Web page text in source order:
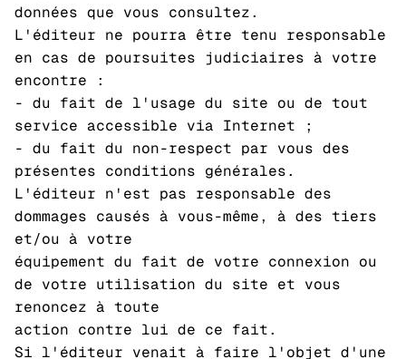
données que vous consultez.
L'éditeur ne pourra être tenu responsable
en cas de poursuites judiciaires à votre
encontre :
- du fait de l'usage du site ou de tout
service accessible via Internet ;
- du fait du non-respect par vous des
présentes conditions générales.
L'éditeur n'est pas responsable des
dommages causés à vous-même, à des tiers
et/ou à votre
équipement du fait de votre connexion ou
de votre utilisation du site et vous
renoncez à toute
action contre lui de ce fait.
Si l'éditeur venait à faire l'objet d'une